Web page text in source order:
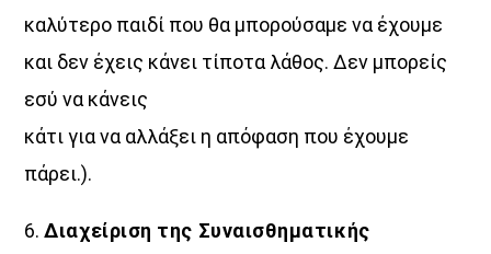
καλύτερο παιδί που θα μπορούσαμε να έχουμε
και δεν έχεις κάνει τίποτα λάθος. Δεν μπορείς
εσύ να κάνεις
κάτι για να αλλάξει η απόφαση που έχουμε
πάρει.).
6.Διαχείριση της Συναισθηματικής